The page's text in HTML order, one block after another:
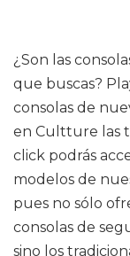
¿Son las
que buscas?
consolas de
en Cultture las
click podrás
modelos de
pues no sólo
consolas de
sino los